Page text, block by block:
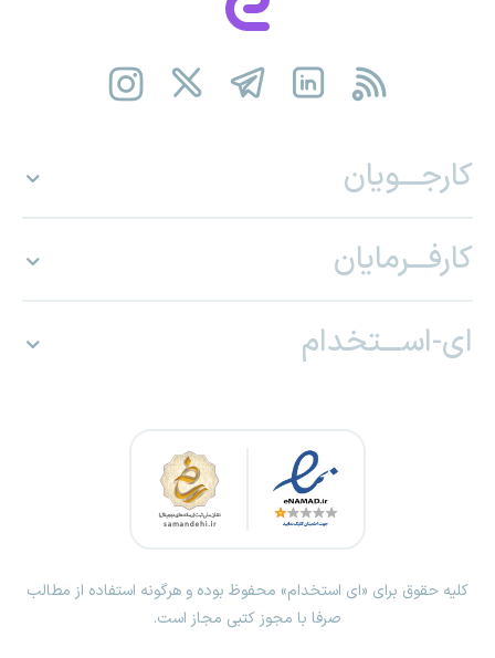
کارجـــویان
کارفـــرمایان
ای-اســـتخدام
کلیه حقوق برای «ای استخدام» محفوظ بوده و هرگونه استفاده از مطالب
صرفا با مجوز کتبی مجاز است.